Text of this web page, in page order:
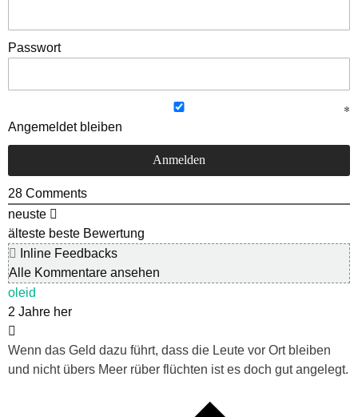
Passwort
Angemeldet bleiben
28 Comments
neuste
älteste beste Bewertung
Inline Feedbacks
Alle Kommentare ansehen
oleid
2 Jahre her
Wenn das Geld dazu führt, dass die Leute vor Ort bleiben
und nicht übers Meer rüber flüchten ist es doch gut angelegt.